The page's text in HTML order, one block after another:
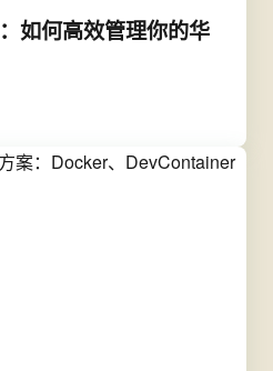
如何高效管理你的华